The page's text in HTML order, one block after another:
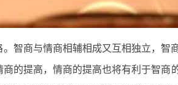
智商与情商相辅相成又互相独立，
的提高，情商的提高也将有利于智